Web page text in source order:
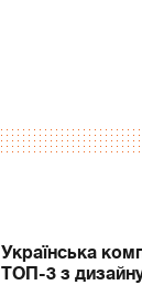
Українська
ТОП-3 з дизайну